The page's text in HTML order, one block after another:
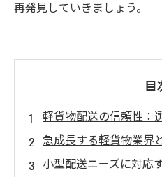
再発見していきましょう。
目
軽貨物配送の信頼性：
急成長する軽貨物業界
小型配送ニーズに対応